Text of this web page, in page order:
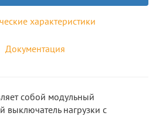
характеристики
Документация
собой модульный
нагрузки с